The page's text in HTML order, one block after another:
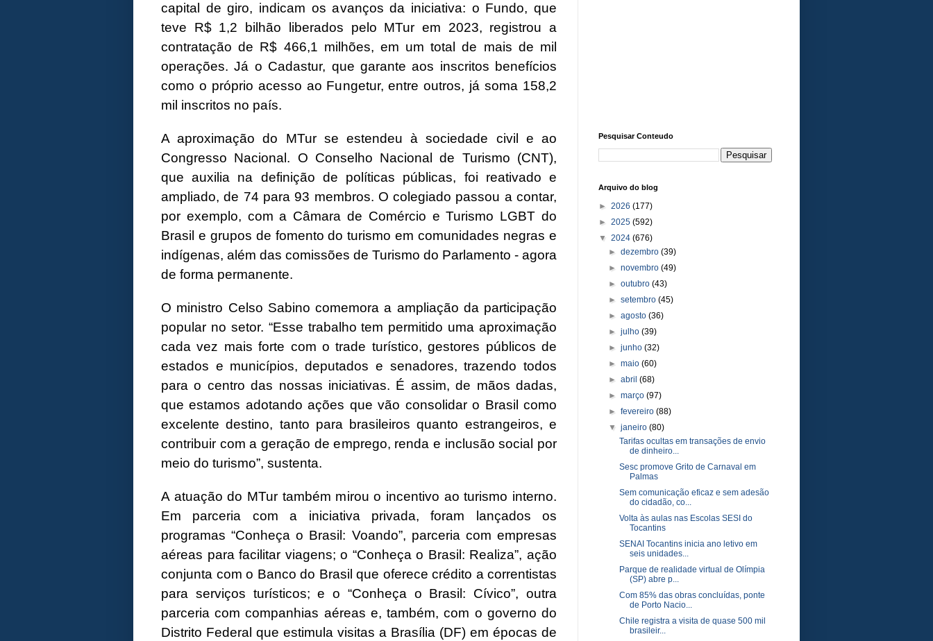
capital de giro, indicam os avanços da iniciativa: o Fundo, que
teve R$ 1,2 bilhão liberados pelo MTur em 2023, registrou a
contratação de R$ 466,1 milhões, em um total de mais de mil
operações. Já o Cadastur, que garante aos inscritos benefícios
como o próprio acesso ao Fungetur, entre outros, já soma 158,2
mil inscritos no país.
A aproximação do MTur se estendeu à sociedade civil e ao
Congresso Nacional. O Conselho Nacional de Turismo (CNT),
que auxilia na definição de políticas públicas, foi reativado e
ampliado, de 74 para 93 membros. O colegiado passou a contar,
por exemplo, com a Câmara de Comércio e Turismo LGBT do
Brasil e grupos de fomento do turismo em comunidades negras e
indígenas, além das comissões de Turismo do Parlamento - agora
de forma permanente.
O ministro Celso Sabino comemora a ampliação da participação
popular no setor. “Esse trabalho tem permitido uma aproximação
cada vez mais forte com o trade turístico, gestores públicos de
estados e municípios, deputados e senadores, trazendo todos
para o centro das nossas iniciativas. É assim, de mãos dadas,
que estamos adotando ações que vão consolidar o Brasil como
excelente destino, tanto para brasileiros quanto estrangeiros, e
contribuir com a geração de emprego, renda e inclusão social por
meio do turismo”, sustenta.
A atuação do MTur também mirou o incentivo ao turismo interno.
Em parceria com a iniciativa privada, foram lançados os
programas “Conheça o Brasil: Voando”, parceria com empresas
aéreas para facilitar viagens; o “Conheça o Brasil: Realiza”, ação
conjunta com o Banco do Brasil que oferece crédito a correntistas
para serviços turísticos; e o “Conheça o Brasil: Cívico”, outra
parceria com companhias aéreas e, também, com o governo do
Distrito Federal que estimula visitas a Brasília (DF) em épocas de
Pesquisar Conteudo
Arquivo do blog
► 2026 (177)
► 2025 (592)
▼ 2024 (676)
►dezembro(39)
►novembro(49)
►outubro(43)
►setembro(45)
►agosto(36)
►julho(39)
►junho(32)
►maio(60)
►abril(68)
►março(97)
►fevereiro(88)
▼janeiro(80)
Tarifas ocultas em transações de envio
de dinheiro...
Sesc promove Grito de Carnaval em
Palmas
Sem comunicação eficaz e sem adesão
do cidadão, co...
Volta às aulas nas Escolas SESI do
Tocantins
SENAI Tocantins inicia ano letivo em
seis unidades...
Parque de realidade virtual de Olímpia
(SP) abre p...
Com 85% das obras concluídas, ponte
de Porto Nacio...
Chile registra a visita de quase 500 mil
brasileir...